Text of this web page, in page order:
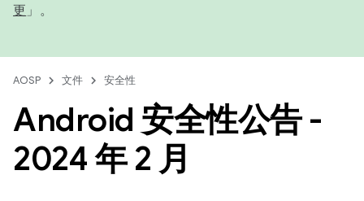
更 」。
AOSP 文件 安全性
Android 安全性公告 -
2024 年 2 月